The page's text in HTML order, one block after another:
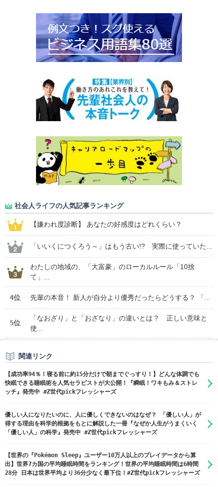
社会人ライフの人気記事ランキング
【嫌われ度診断】 あなたの好感度はどれくらい？
「いいくにつくろう～」はもう古い!? 実際に使っていた...
わたしの地域の、「大富豪」のローカルルール「10捨
て」...
4位 先輩の本音！ 新人が自分より優秀だったらどうする？ 「...
5位
「なおざり」と「おざなり」の違いとは？ 正しい意味と
使...
関連リンク
【成功率94％！寝る前に約15分だけで朝までぐっすり！】どんな体調でも
快眠できる睡眠術を人気セラピストが大公開！『瞬眠！ワキもみ＆ストレ
ッチ』発売中 #Z世代pickフレッシャーズ
優しい人になりたいのに、人に優しくできないのはなぜ？ 「優しい人」が
得する理由を科学的根拠をもとに解説した一冊『なぜか人生がうまくいく
「優しい人」の科学』発売中 #Z世代pickフレッシャーズ
【世界の『Pokémon Sleep』ユーザー10万人以上のプレイデータから算
出】世界7カ国の平均睡眠時間をランキング！世界の平均睡眠時間は6時間
28分 日本は世界平均より36分少なく最下位！#Z世代pickフレッシャーズ